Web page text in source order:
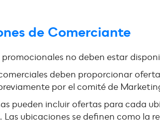
de Comerciante
promocionales no deben estar
deben proporcionar
por el comité de
pueden incluir ofertas para cada
ubicaciones se definen como la